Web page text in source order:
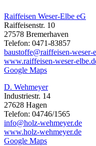
Raiffeisen Weser-Elbe eG
Raiffeisenstr. 10
27578 Bremerhaven
Telefon: 0471-83857
baustoffe@raiffeisen-weser-
www.raiffeisen-weser-
Google Maps
D. Wehmeyer
Industriestr. 14
27628 Hagen
Telefon: 04746/1565
info@holz-wehmeyer.de
www.holz-wehmeyer.de
Google Maps